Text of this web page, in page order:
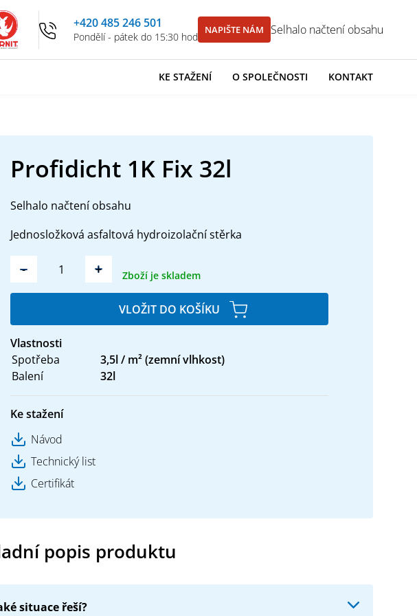
+420 485 246 501
Pondělí - pátek do 15:30 hod
NAPIŠTE NÁM Selhalo načtení obsahu
KE STAŽENÍ O SPOLEČNOSTI KONTAKT
Profidicht 1K Fix 32l
Selhalo načtení obsahu
Jednosložková asfaltová hydroizolační stěrka
- + Zboží je skladem
VLOŽIT DO KOŠÍKU
Vlastnosti
Spotřeba
3,5l / m² (zemní vlhkost)
Balení
32l
Ke stažení
Návod
Technický list
Certifikát
popis produktu
situace řeší?